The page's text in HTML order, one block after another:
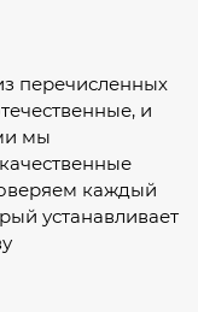
перечисленных
и
мы
каждый
устанавливает